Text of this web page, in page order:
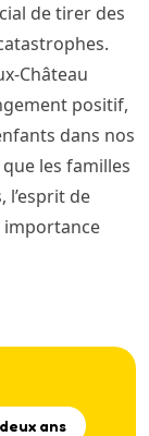
de tirer des
Château
positif,
dans nos
les familles
l’esprit de
ans